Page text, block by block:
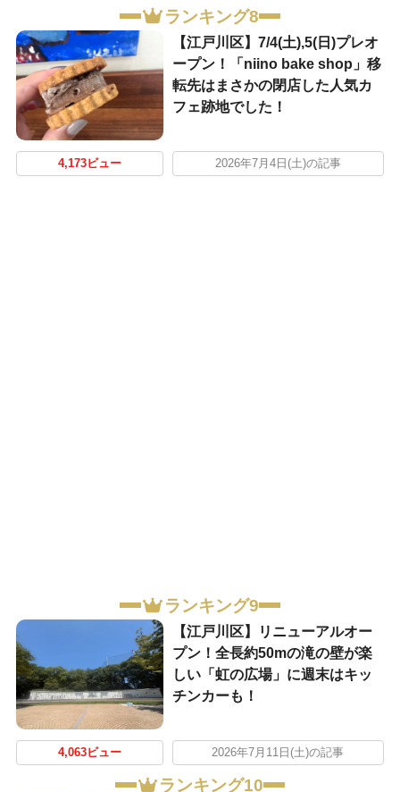
ランキング8
【江戸川区】7/4(土),5(日)プレオ
ープン！「niino bake shop」移
転先はまさかの閉店した人気カ
フェ跡地でした！
4,173ビュー 2026年7月4日(土)の記事
ランキング9
【江戸川区】リニューアルオー
プン！全長約50mの滝の壁が楽
しい「虹の広場」に週末はキッ
チンカーも！
4,063ビュー 2026年7月11日(土)の記事
ランキング10